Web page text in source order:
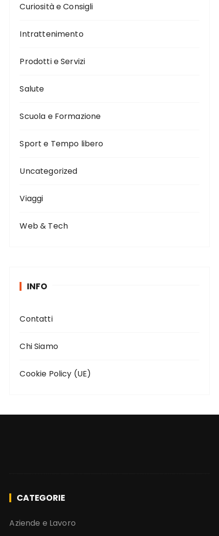
Curiosità e Consigli
Intrattenimento
Prodotti e Servizi
Salute
Scuola e Formazione
Sport e Tempo libero
Uncategorized
Viaggi
Web & Tech
INFO
Contatti
Chi Siamo
Cookie Policy (UE)
CATEGORIE
Aziende e Lavoro